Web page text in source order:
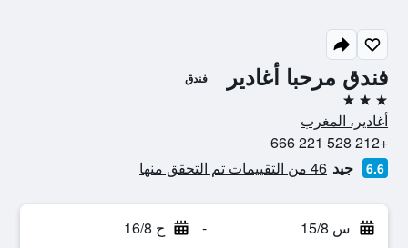
فندق مرحبا أغادير فندق
3 نجوم
أغادير، المغرب
+212 528 221 666
6.6 جيد 46 من التقييمات تم التحقق منها
س 15/8 - ح 16/8